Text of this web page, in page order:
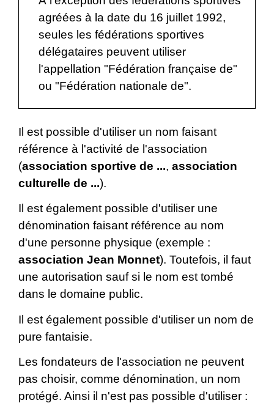
agréées à la date du 16 juillet 1992,
seules les fédérations sportives
délégataires peuvent utiliser
l'appellation "Fédération française de"
ou "Fédération nationale de".
Il est possible d'utiliser un nom faisant
référence à l'activité de l'association
(association sportive de ..., association
culturelle de ...).
Il est également possible d'utiliser une
dénomination faisant référence au nom
d'une personne physique (exemple :
association Jean Monnet). Toutefois, il faut
une autorisation sauf si le nom est tombé
dans le domaine public.
Il est également possible d'utiliser un nom de
pure fantaisie.
Les fondateurs de l'association ne peuvent
pas choisir, comme dénomination, un nom
protégé. Ainsi il n'est pas possible d'utiliser :